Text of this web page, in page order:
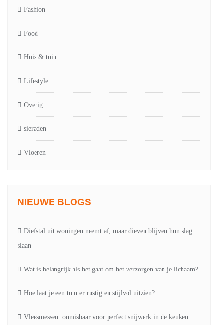
Fashion
Food
Huis & tuin
Lifestyle
Overig
sieraden
Vloeren
NIEUWE BLOGS
Diefstal uit woningen neemt af, maar dieven blijven hun slag
slaan
Wat is belangrijk als het gaat om het verzorgen van je lichaam?
Hoe laat je een tuin er rustig en stijlvol uitzien?
Vleesmessen: onmisbaar voor perfect snijwerk in de keuken